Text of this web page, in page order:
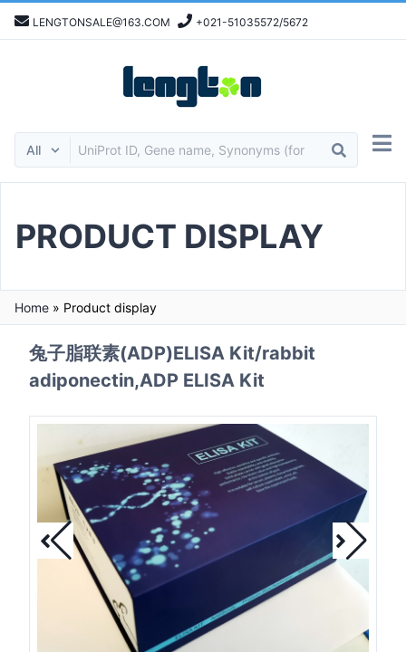
LENGTONSALE@163.COM +021-51035572/5672
PRODUCT DISPLAY
Home » Product display
兔子脂联素(ADP)ELISA Kit/rabbit
adiponectin,ADP ELISA Kit